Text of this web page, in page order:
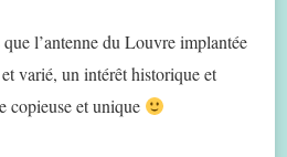
l’antenne du Louvre implantée
varié, un intérêt historique et
copieuse et unique